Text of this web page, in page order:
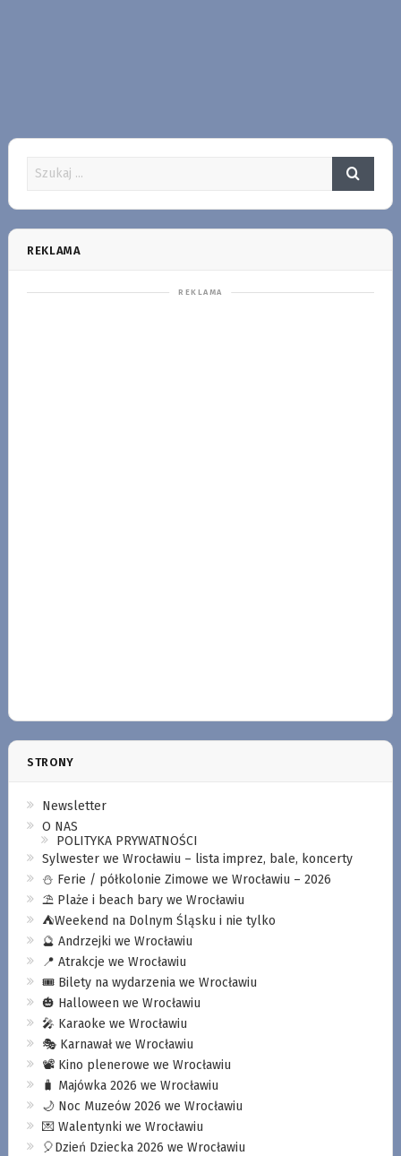
REKLAMA
STRONY
Newsletter
O NAS
POLITYKA PRYWATNOŚCI
Sylwester we Wrocławiu – lista imprez, bale, koncerty
⛄️ Ferie / półkolonie Zimowe we Wrocławiu – 2026
⛱️ Plaże i beach bary we Wrocławiu
⛺️Weekend na Dolnym Śląsku i nie tylko
🔮 Andrzejki we Wrocławiu
📍 Atrakcje we Wrocławiu
🎟️ Bilety na wydarzenia we Wrocławiu
🎃 Halloween we Wrocławiu
🎤 Karaoke we Wrocławiu
🎭 Karnawał we Wrocławiu
📽️ Kino plenerowe we Wrocławiu
🧳 Majówka 2026 we Wrocławiu
🌙 Noc Muzeów 2026 we Wrocławiu
💌 Walentynki we Wrocławiu
🎈Dzień Dziecka 2026 we Wrocławiu